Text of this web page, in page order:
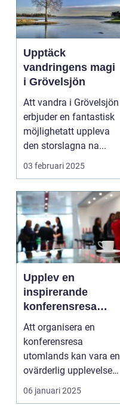
Upptäck
vandringens magi
i Grövelsjön
Att vandra i Grövelsjön
erbjuder en fantastisk
möjlighetatt uppleva
den storslagna na...
03 februari 2025
Upplev en
inspirerande
konferensresa
utomlands
Att organisera en
konferensresa
utomlands kan vara en
ovärderlig upplevelse
för föret...
06 januari 2025